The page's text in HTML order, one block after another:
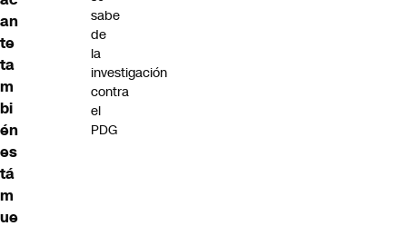
an
te
ta
m
bi
én
es
tá
m
ue
sabe
de
la
investigación
contra
el
PDG